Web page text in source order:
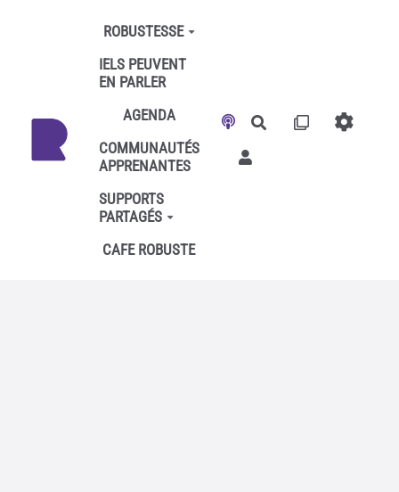
Aller au contenu principal
ROBUSTESSE
IELS PEUVENT
EN PARLER
AGENDA
COMMUNAUTÉS
APPRENANTES
SUPPORTS
PARTAGÉS
CAFE ROBUSTE
Rechercher